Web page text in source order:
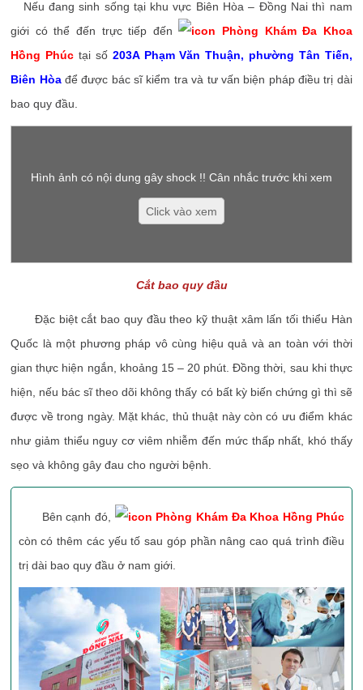
Nếu đang sinh sống tại khu vực Biên Hòa – Đồng Nai thì nam
giới có thể đến trực tiếp đến
Phòng Khám Đa Khoa
Hồng Phúc tại số 203A Phạm Văn Thuận, phường Tân Tiến,
Biên Hòađể được bác sĩ kiểm tra và tư vấn biện pháp điều trị dài
bao quy đầu.
Hình ảnh có nội dung gây shock !! Cân nhắc trước khi xem
Click vào xem
Cắt bao quy đầu
Đặc biệt cắt bao quy đầu theo kỹ thuật xâm lấn tối thiểu Hàn
Quốc là một phương pháp vô cùng hiệu quả và an toàn với thời
gian thực hiện ngắn, khoảng 15 – 20 phút. Đồng thời, sau khi thực
hiện, nếu bác sĩ theo dõi không thấy có bất kỳ biến chứng gì thì sẽ
được về trong ngày. Mặt khác, thủ thuật này còn có ưu điểm khác
như giảm thiểu nguy cơ viêm nhiễm đến mức thấp nhất, khó thấy
sẹo và không gây đau cho người bệnh.
Bên cạnh đó,
Phòng Khám Đa Khoa Hồng Phúc
còn có thêm các yếu tố sau góp phần nâng cao quá trình điều
trị dài bao quy đầu ở nam giới.